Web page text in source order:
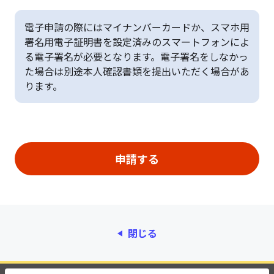
電子申請の際にはマイナンバーカードか、スマホ用
署名用電子証明書を設定済みのスマートフォンによ
る電子署名が必要となります。電子署名をしなかっ
た場合は別途本人確認書類を提出いただく場合があ
ります。
閉じる